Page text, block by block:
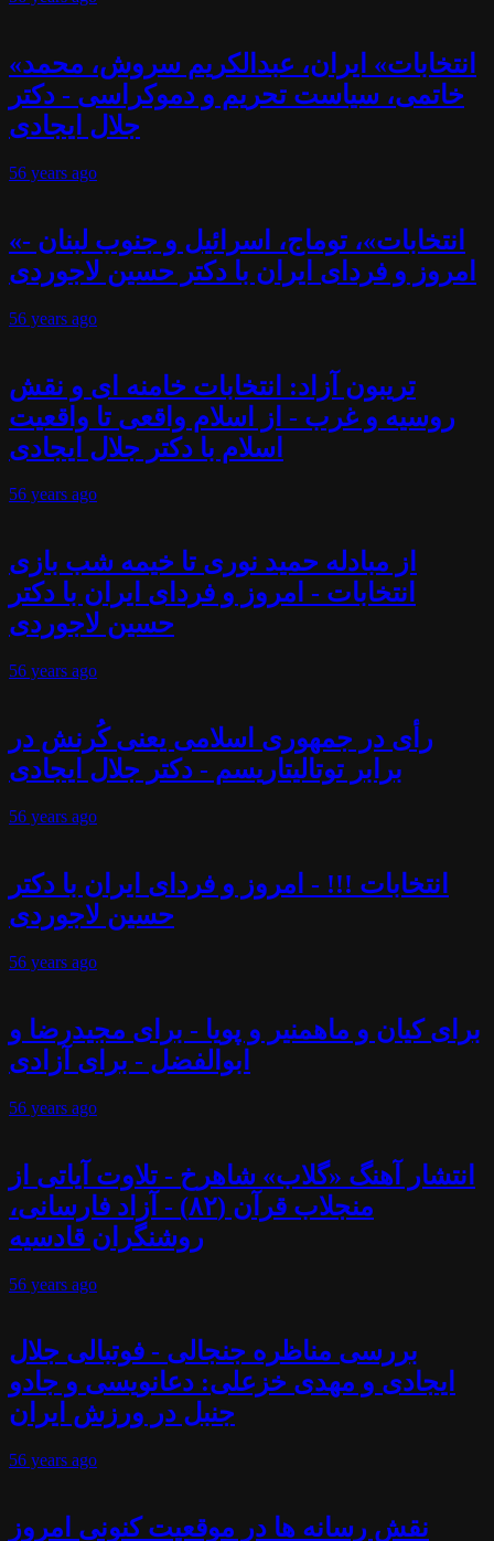
«انتخابات» ایران، عبدالکریم سروش، محمد
خاتمی، سیاست تحریم و دموکراسی - دکتر
جلال ایجادی
56 years ago
«انتخابات»، توماج، اسرائیل و جنوب لبنان -
امروز و فردای ایران با دکتر حسین لاجوردی
56 years ago
تریبون آزاد: انتخابات خامنه ای و نقش
روسیه و غرب - از اسلام واقعی تا واقعیت
اسلام با دکتر جلال ایجادی
56 years ago
از مبادله حمید نوری تا خیمه شب بازی
انتخابات - امروز و فردای ایران با دکتر
حسین لاجوردی
56 years ago
رأی در جمهوری اسلامی یعنی کُرنش در
برابر توتالیتاریسم - دکتر جلال ایجادی
56 years ago
انتخابات !!! - امروز و فردای ایران با دکتر
حسین لاجوردی
56 years ago
برای کیان و ماهمنیر و پویا - برای مجیدرضا و
ابوالفضل - برای آزادی
56 years ago
انتشار آهنگ «گلاب» شاهرخ - تلاوت آیاتی از
منجلاب قرآن (۸۲) - آزاد فارسانی،
روشنگران قادسیه
56 years ago
بررسی مناظره جنجالی - فوتبالی جلال
ایجادی و مهدی خزعلی: دعانویسی و جادو
جنبل در ورزش ایران
56 years ago
نقش رسانه ها در موقعیت کنونی امروز